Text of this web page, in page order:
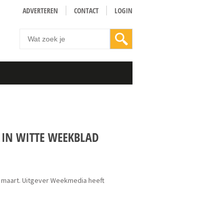
ADVERTEREN CONTACT LOGIN
WITTE WEEKBLAD
Uitgever Weekmedia heeft